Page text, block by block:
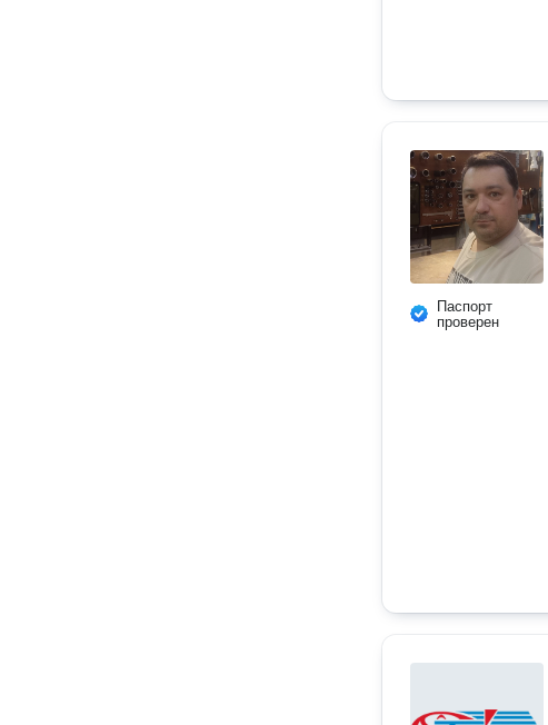
Паспорт
проверен